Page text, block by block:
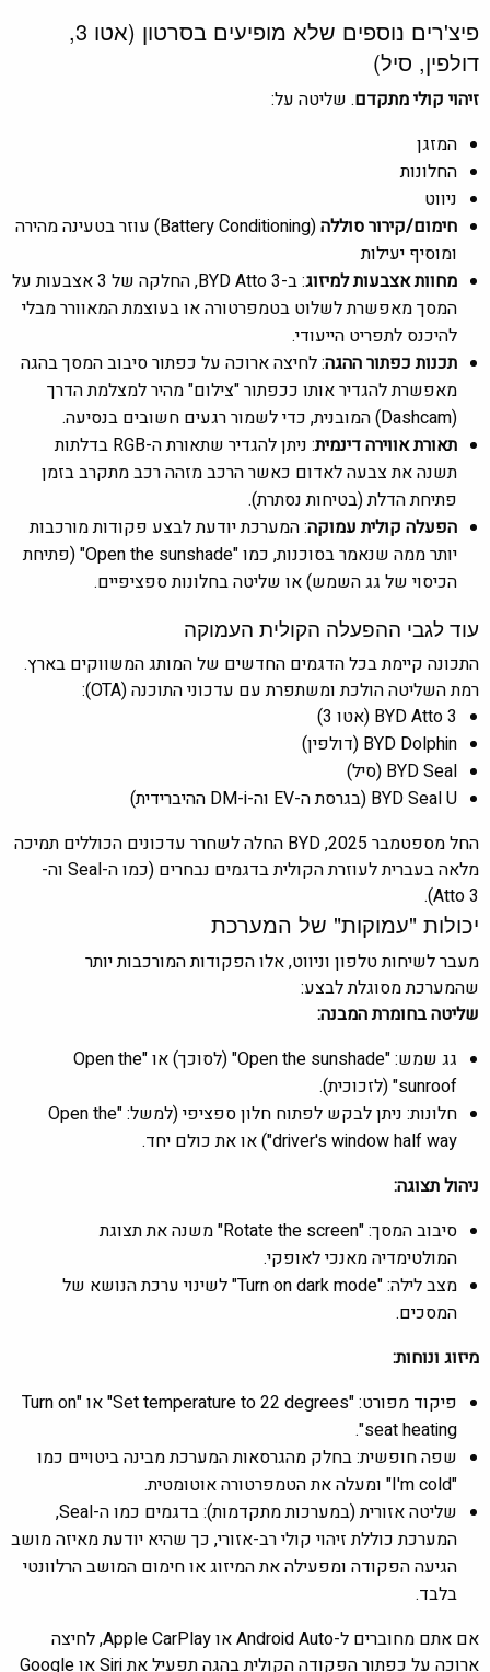
פיצ'רים נוספים שלא מופיעים בסרטון (אטו 3,
דולפין, סיל)
זיהוי קולי מתקדם. שליטה על:
המזגן
החלונות
ניווט
חימום/קירור סוללה
(Battery Conditioning) עוזר בטעינה מהירה
ומוסיף יעילות
מחוות אצבעות למיזוג
: ב-BYD Atto 3, החלקה של 3 אצבעות על
המסך מאפשרת לשלוט בטמפרטורה או בעוצמת המאוורר מבלי
להיכנס לתפריט הייעודי.
תכנות כפתור ההגה: לחיצה ארוכה על כפתור סיבוב המסך בהגה
מאפשרת להגדיר אותו ככפתור "צילום" מהיר למצלמת הדרך
תאורת אווירה דינמית
: ניתן להגדיר שתאורת ה-RGB בדלתות
תשנה את צבעה לאדום כאשר הרכב מזהה רכב מתקרב בזמן
פתיחת הדלת (בטיחות נסתרת).
הפעלה קולית עמוקה: המערכת יודעת לבצע פקודות מורכבות
יותר ממה שנאמר בסוכנות, כמו "Open the sunshade" (פתיחת
הכיסוי של גג השמש) או שליטה בחלונות ספציפיים.
עוד לגבי ההפעלה הקולית העמוקה
התכונה קיימת בכל הדגמים החדשים של המותג המשווקים בארץ.
רמת השליטה הולכת ומשתפרת עם עדכוני התוכנה (OTA):
BYD Atto 3 (אטו 3)
BYD Dolphin (דולפין)
BYD Seal (סיל)
BYD Seal U (בגרסת ה-EV וה-DM-i ההיברידית)
החל מספטמבר 2025, BYD החלה לשחרר עדכונים הכוללים תמיכה
מלאה בעברית לעוזרת הקולית בדגמים נבחרים (כמו ה-Seal וה-
Atto 3).
יכולות "עמוקות" של המערכת
מעבר לשיחות טלפון וניווט, אלו הפקודות המורכבות יותר
שהמערכת מסוגלת לבצע:
שליטה בחומרת המבנה:
גג שמש: "Open the sunshade" (לסוכך) או "Open the
sunroof" (לזכוכית).
חלונות: ניתן לבקש לפתוח חלון ספציפי (למשל: "Open the
driver's window half way") או את כולם יחד.
ניהול תצוגה:
סיבוב המסך: "Rotate the screen" משנה את תצוגת
המולטימדיה מאנכי לאופקי.
מצב לילה: "Turn on dark mode" לשינוי ערכת הנושא של
המסכים.
מיזוג ונוחות:
פיקוד מפורט: "Set temperature to 22 degrees" או "Turn on
seat heating".
שפה חופשית: בחלק מהגרסאות המערכת מבינה ביטויים כמו
שליטה אזורית (במערכות מתקדמות): בדגמים כמו ה-Seal,
המערכת כוללת זיהוי קולי רב-אזורי, כך שהיא יודעת מאיזה מושב
הגיעה הפקודה ומפעילה את המיזוג או חימום המושב הרלוונטי
בלבד.
אם אתם מחוברים ל-Android Auto או Apple CarPlay, לחיצה
ארוכה על כפתור הפקודה הקולית בהגה תפעיל את Siri או Google